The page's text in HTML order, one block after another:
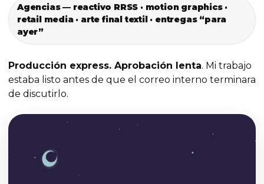
Agencias — reactivo RRSS · motion graphics ·
retail media · arte final textil · entregas “para
ayer”
Producción express. Aprobación lenta. Mi trabajo
estaba listo antes de que el correo interno terminara
de discutirlo.